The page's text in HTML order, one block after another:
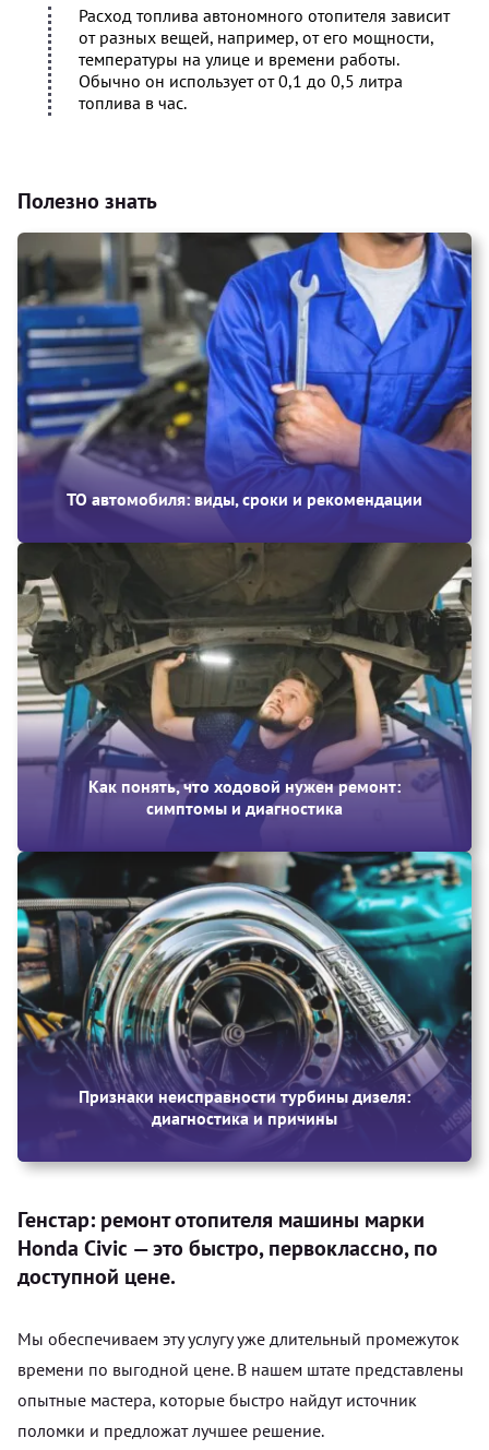
Расход топлива автономного отопителя зависит
от разных вещей, например, от его мощности,
температуры на улице и времени работы.
Обычно он использует от 0,1 до 0,5 литра
топлива в час.
Полезно знать
ТО автомобиля: виды, сроки и рекомендации
Как понять, что ходовой нужен ремонт:
симптомы и диагностика
Признаки неисправности турбины дизеля:
диагностика и причины
Генстар: ремонт отопителя машины марки
Honda Civic — это быстро, первоклассно, по
доступной цене.
Мы обеспечиваем эту услугу уже длительный промежуток
времени по выгодной цене. В нашем штате представлены
опытные мастера, которые быстро найдут источник
поломки и предложат лучшее решение.